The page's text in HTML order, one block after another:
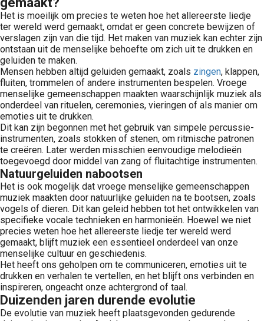
Het is moeilijk om precies te weten hoe het allereerste liedje
ter wereld werd gemaakt, omdat er geen concrete bewijzen of
verslagen zijn van die tijd. Het maken van muziek kan echter zijn
ontstaan uit de menselijke behoefte om zich uit te drukken en
geluiden te maken.
Mensen hebben altijd geluiden gemaakt, zoals zingen, klappen,
fluiten, trommelen of andere instrumenten bespelen. Vroege
menselijke gemeenschappen maakten waarschijnlijk muziek als
onderdeel van rituelen, ceremonies, vieringen of als manier om
emoties uit te drukken.
Dit kan zijn begonnen met het gebruik van simpele percussie-
instrumenten, zoals stokken of stenen, om ritmische patronen
te creëren. Later werden misschien eenvoudige melodieën
toegevoegd door middel van zang of fluitachtige instrumenten.
Natuurgeluiden nabootsen
Het is ook mogelijk dat vroege menselijke gemeenschappen
muziek maakten door natuurlijke geluiden na te bootsen, zoals
vogels of dieren. Dit kan geleid hebben tot het ontwikkelen van
specifieke vocale technieken en harmonieën. Hoewel we niet
precies weten hoe het allereerste liedje ter wereld werd
gemaakt, blijft muziek een essentieel onderdeel van onze
menselijke cultuur en geschiedenis.
Het heeft ons geholpen om te communiceren, emoties uit te
drukken en verhalen te vertellen, en het blijft ons verbinden en
inspireren, ongeacht onze achtergrond of taal.
Duizenden jaren durende evolutie
De evolutie van muziek heeft plaatsgevonden gedurende